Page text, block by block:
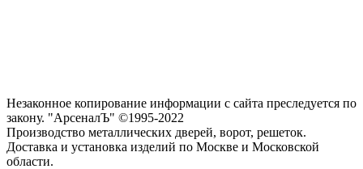
Незаконное копирование информации с сайта преследуется по
закону. "АрсеналЪ" ©1995-2022
Производство металлических дверей, ворот, решеток.
Доставка и установка изделий по Москве и Московской
области.